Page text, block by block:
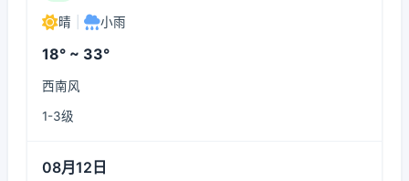
晴 小雨
18° ~ 33°
西南风
1-3级
08月12日